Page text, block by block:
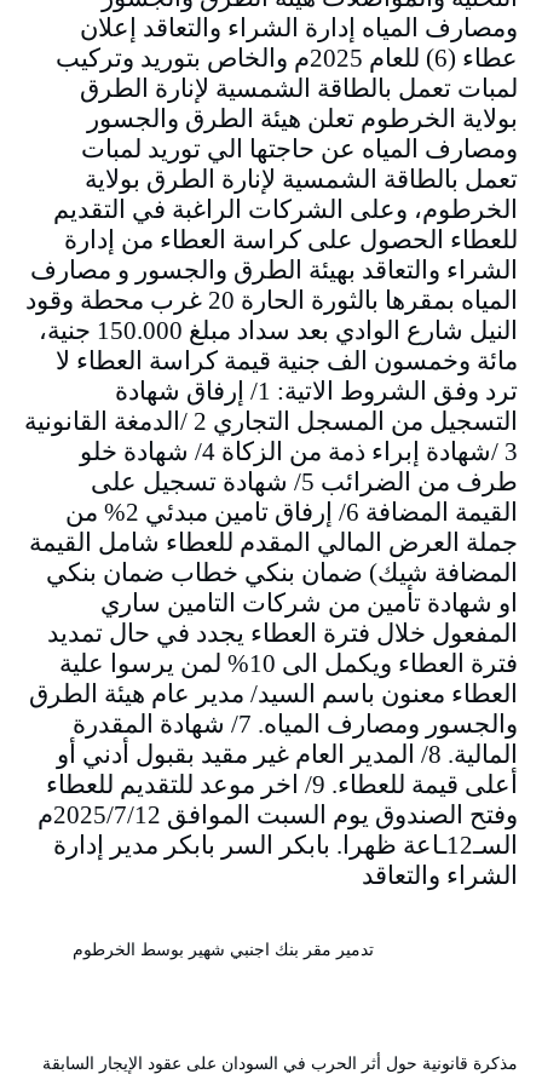
ومصارف المياه إدارة الشراء والتعاقد إعلان
عطاء (6) للعام 2025م والخاص بتوريد وتركيب
لمبات تعمل بالطاقة الشمسية لإنارة الطرق
بولاية الخرطوم تعلن هيئة الطرق والجسور
ومصارف المياه عن حاجتها الي توريد لمبات
تعمل بالطاقة الشمسية لإنارة الطرق بولاية
الخرطوم، وعلى الشركات الراغبة في التقديم
للعطاء الحصول على كراسة العطاء من إدارة
الشراء والتعاقد بهيئة الطرق والجسور و مصارف
المياه بمقرها بالثورة الحارة 20 غرب محطة وقود
النيل شارع الوادي بعد سداد مبلغ 150.000 جنية،
مائة وخمسون الف جنية قيمة كراسة العطاء لا
ترد وفق الشروط الاتية: 1/ إرفاق شهادة
التسجيل من المسجل التجاري 2 /الدمغة القانونية
3 /شهادة إبراء ذمة من الزكاة 4/ شهادة خلو
طرف من الضرائب 5/ شهادة تسجيل على
القيمة المضافة 6/ إرفاق تامين مبدئي 2% من
جملة العرض المالي المقدم للعطاء شامل القيمة
المضافة شيك) ضمان بنكي خطاب ضمان بنكي
او شهادة تأمين من شركات التامين ساري
المفعول خلال فترة العطاء يجدد في حال تمديد
فترة العطاء ويكمل الى 10% لمن يرسوا علية
العطاء معنون باسم السيد/ مدير عام هيئة الطرق
والجسور ومصارف المياه. 7/ شهادة المقدرة
المالية. 8/ المدير العام غير مقيد بقبول أدني أو
أعلى قيمة للعطاء. 9/ اخر موعد للتقديم للعطاء
وفتح الصندوق يوم السبت الموافق 2025/7/12م
السـ12ـاعة ظهرا. بابكر السر بابكر مدير إدارة
الشراء والتعاقد
تدمير مقر بنك اجنبي شهير بوسط الخرطوم
مذكرة قانونية حول أثر الحرب في السودان على عقود الإيجار السابقة